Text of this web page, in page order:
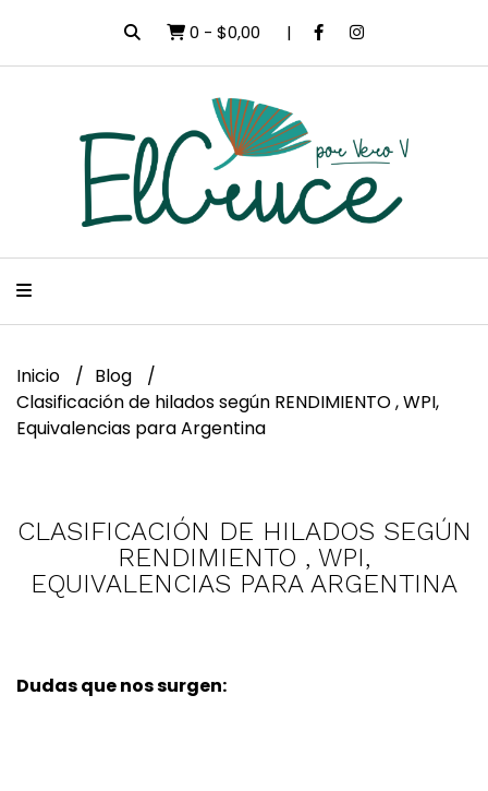
0 - $0,00
Inicio
Blog
Clasificación de hilados según RENDIMIENTO , WPI,
Equivalencias para Argentina
CLASIFICACIÓN DE HILADOS SEGÚN
RENDIMIENTO , WPI,
EQUIVALENCIAS PARA ARGENTINA
Dudas que nos surgen: